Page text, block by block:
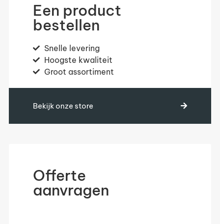
Een product
bestellen
Snelle levering
Hoogste kwaliteit
Groot assortiment
Bekijk onze store
Offerte
aanvragen